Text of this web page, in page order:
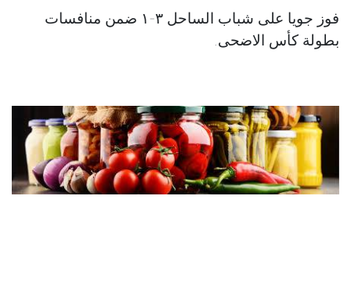
فوز جويا على شباب الساحل ٣-١ ضمن منافسات
بطولة كأس الاضحى.